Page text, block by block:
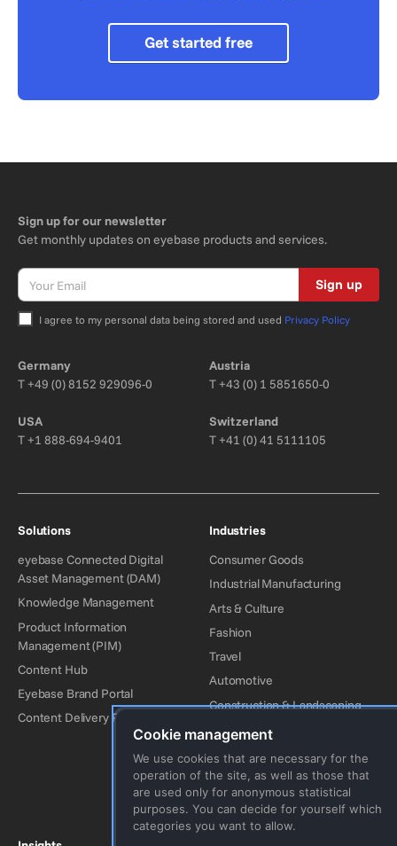
Get started free
Sign up for our newsletter
Get monthly updates on eyebase products and services.
Sign up
I agree to my personal data being stored and used Privacy Policy
Germany
T+49 (0) 8152 929096-0
Austria
T+43 (0) 1 5851650-0
USA
T+1 888-694-9401
Switzerland
T+41 (0) 41 5111105
Solutions
eyebase Connected Digital
Asset Management (DAM)
Knowledge Management
Product Information
Management (PIM)
Content Hub
Eyebase Brand Portal
Content Delivery Portal
Industries
Consumer Goods
Industrial Manufacturing
Arts & Culture
Fashion
Travel
Automotive
Construction & Landscaping
Energy
Medical
Financial Services
Organizations & Associations
Cookie management
We use cookies that are necessary for the
operation of the site, as well as those that
are used only for anonymous statistical
purposes. You can decide for yourself which
categories you want to allow.